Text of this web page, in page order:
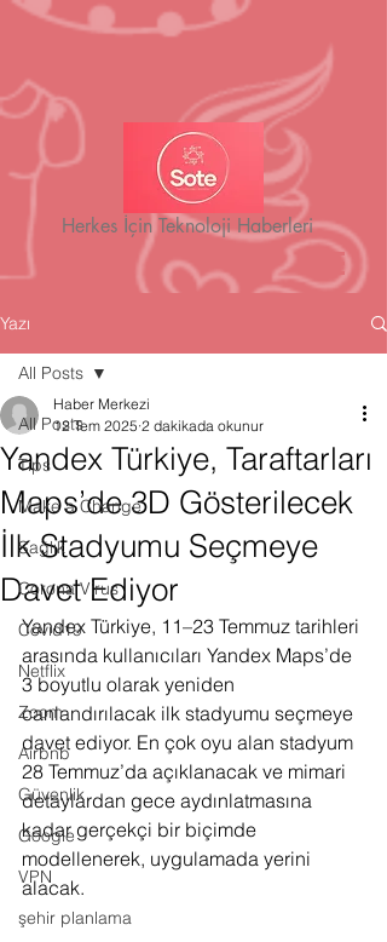
Herkes İçin Teknoloji Haberleri
Yazı
All Posts
Tips
Make a Change
Sağlık
Corona Virus
Covid19
Netflix
Zoom
Airbnb
Güvenlik
Google
VPN
şehir planlama
All Posts
Yandex Türkiye, Taraftarları
Maps’de 3D Gösterilecek
İlk Stadyumu Seçmeye
Davet Ediyor
Haber Merkezi
12 Tem 2025 2 dakikada okunur
Yandex Türkiye, 11–23 Temmuz tarihleri
arasında kullanıcıları Yandex Maps’de
3 boyutlu olarak yeniden
canlandırılacak ilk stadyumu seçmeye
davet ediyor. En çok oyu alan stadyum
28 Temmuz’da açıklanacak ve mimari
detaylardan gece aydınlatmasına
kadar gerçekçi bir biçimde
modellenerek, uygulamada yerini
alacak.